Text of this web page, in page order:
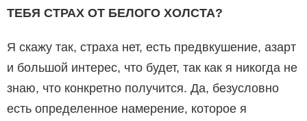
ТЕБЯ СТРАХ ОТ БЕЛОГО ХОЛСТА?
Я скажу так, страха нет, есть предвкушение, азарт
и большой интерес, что будет, так как я никогда не
знаю, что конкретно получится. Да, безусловно
есть определенное намерение, которое я